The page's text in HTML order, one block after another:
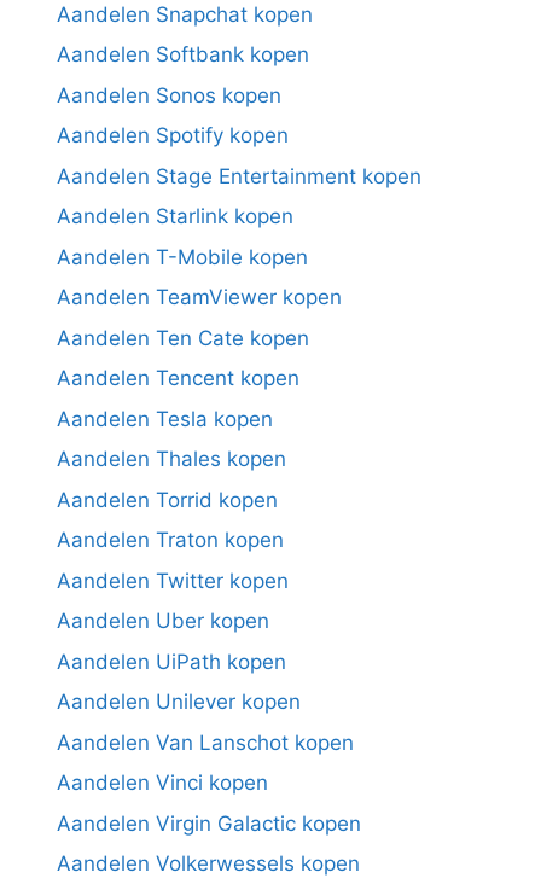
Aandelen Snapchat kopen
Aandelen Softbank kopen
Aandelen Sonos kopen
Aandelen Spotify kopen
Aandelen Stage Entertainment kopen
Aandelen Starlink kopen
Aandelen T-Mobile kopen
Aandelen TeamViewer kopen
Aandelen Ten Cate kopen
Aandelen Tencent kopen
Aandelen Tesla kopen
Aandelen Thales kopen
Aandelen Torrid kopen
Aandelen Traton kopen
Aandelen Twitter kopen
Aandelen Uber kopen
Aandelen UiPath kopen
Aandelen Unilever kopen
Aandelen Van Lanschot kopen
Aandelen Vinci kopen
Aandelen Virgin Galactic kopen
Aandelen Volkerwessels kopen